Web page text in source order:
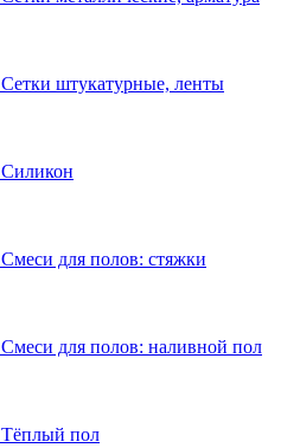
Сетки штукатурные, ленты
Силикон
Смеси для полов: стяжки
Смеси для полов: наливной пол
Тёплый пол